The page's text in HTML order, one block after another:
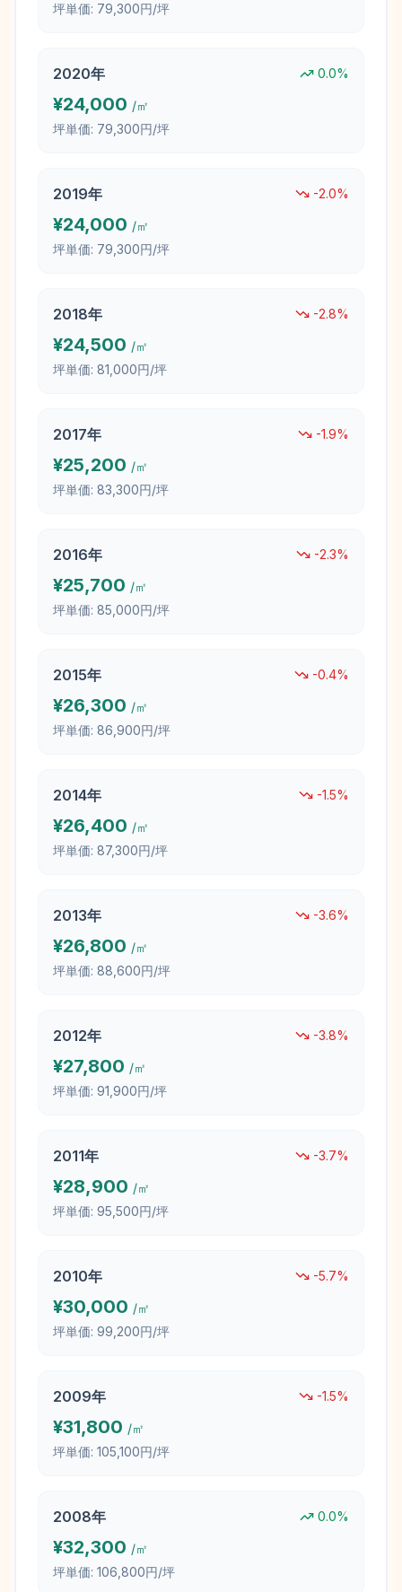
坪単価: 79,300円/坪
2020年 0.0%
¥24,000 /㎡
坪単価: 79,300円/坪
2019年 -2.0%
¥24,000 /㎡
坪単価: 79,300円/坪
2018年 -2.8%
¥24,500 /㎡
坪単価: 81,000円/坪
2017年 -1.9%
¥25,200 /㎡
坪単価: 83,300円/坪
2016年 -2.3%
¥25,700 /㎡
坪単価: 85,000円/坪
2015年 -0.4%
¥26,300 /㎡
坪単価: 86,900円/坪
2014年 -1.5%
¥26,400 /㎡
坪単価: 87,300円/坪
2013年 -3.6%
¥26,800 /㎡
坪単価: 88,600円/坪
2012年 -3.8%
¥27,800 /㎡
坪単価: 91,900円/坪
2011年 -3.7%
¥28,900 /㎡
坪単価: 95,500円/坪
2010年 -5.7%
¥30,000 /㎡
坪単価: 99,200円/坪
2009年 -1.5%
¥31,800 /㎡
坪単価: 105,100円/坪
2008年 0.0%
¥32,300 /㎡
坪単価: 106,800円/坪